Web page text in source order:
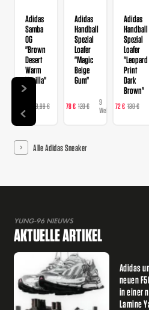
Adidas
Samba
OG
"Brown
Desert
Warm
Vanilla"
129,99 €
Webshops
Adidas
Handball
Spezial
Loafer
"Magic
Beige
Gum"
78 € 120 €
9
Webshops
Adidas
Handball
Spezial
Loafer
"Leopard
Print
Dark
Brown"
72 € 130 €
Alle Adidas Sneaker
YUNG-96 NIEUWS
AKTUELLE ARTIKEL
Adidas
neuen
in einer
Lamine